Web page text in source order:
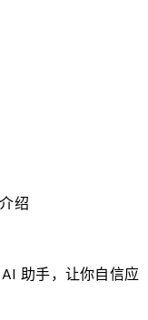
绍
助手，让你自信应